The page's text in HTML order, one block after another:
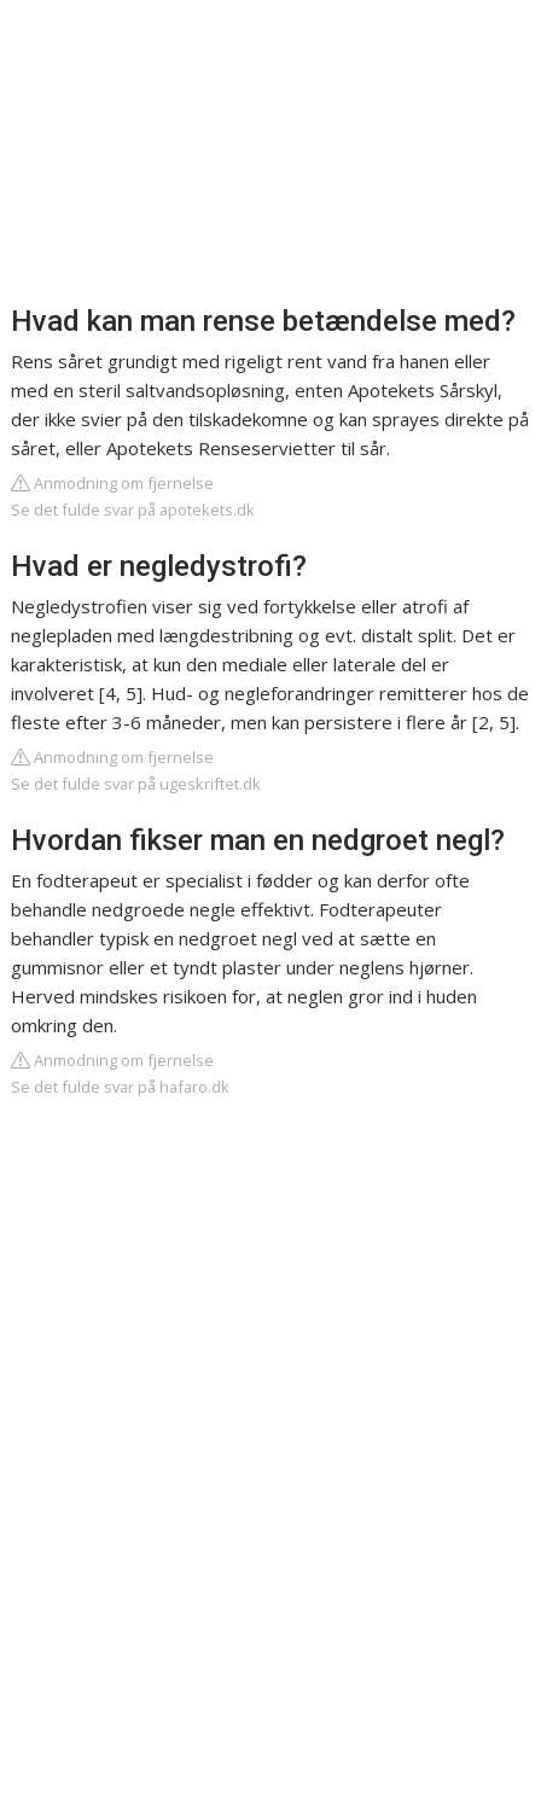
Hvad kan man rense betændelse med?
Rens såret grundigt med rigeligt rent vand fra hanen eller
med en steril saltvandsopløsning, enten Apotekets Sårskyl,
der ikke svier på den tilskadekomne og kan sprayes direkte på
såret, eller Apotekets Renseservietter til sår.
Anmodning om fjernelse
Se det fulde svar på apotekets.dk
Hvad er negledystrofi?
Negledystrofien viser sig ved fortykkelse eller atrofi af
neglepladen med længdestribning og evt. distalt split. Det er
karakteristisk, at kun den mediale eller laterale del er
involveret [4, 5]. Hud- og negleforandringer remitterer hos de
fleste efter 3-6 måneder, men kan persistere i flere år [2, 5].
Anmodning om fjernelse
Se det fulde svar på ugeskriftet.dk
Hvordan fikser man en nedgroet negl?
En fodterapeut er specialist i fødder og kan derfor ofte
behandle nedgroede negle effektivt. Fodterapeuter
behandler typisk en nedgroet negl ved at sætte en
gummisnor eller et tyndt plaster under neglens hjørner.
Herved mindskes risikoen for, at neglen gror ind i huden
omkring den.
Anmodning om fjernelse
Se det fulde svar på hafaro.dk